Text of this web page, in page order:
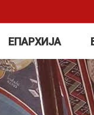
ЕПАРХИЈА